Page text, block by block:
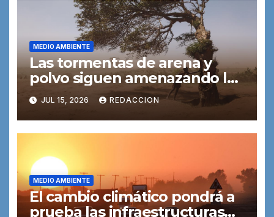
MEDIO AMBIENTE
Las tormentas de arena y
polvo siguen amenazando la
salud y el medio ambiente
JUL 15, 2026 REDACCION
MEDIO AMBIENTE
El cambio climático pondrá a
prueba las infraestructuras